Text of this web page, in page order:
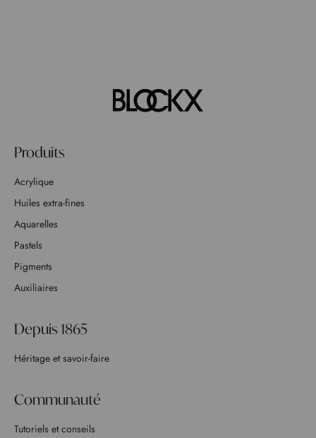
Produits
Acrylique
Huiles extra-fines
Aquarelles
Pastels
Pigments
Auxiliaires
Depuis 1865
Héritage et savoir-faire
Communauté
Tutoriels et conseils